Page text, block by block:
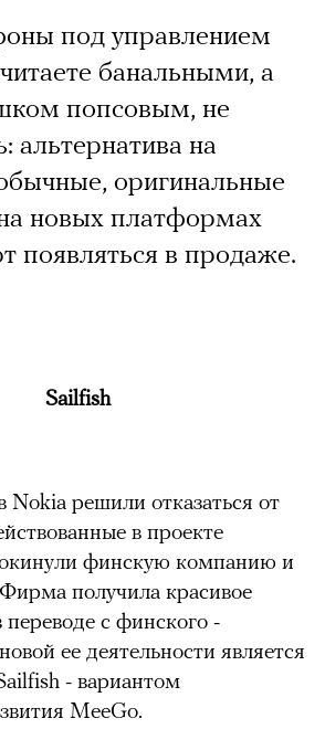
под управлением
банальными, а
попсовым, не
альтернатива на
оригинальные
новых платформах
появляться в продаже.
Sailfish
Nokia решили отказаться от
в проекте
финскую компанию и
получила красивое
переводе с финского -
ее деятельности является
- вариантом
MeeGo.